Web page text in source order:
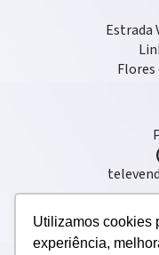
Utilizamos cookies
experiência,
Estrada
Flores